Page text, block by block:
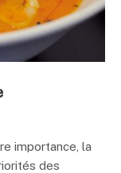
importance, la
des